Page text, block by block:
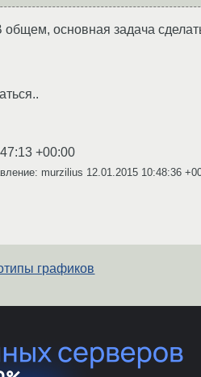
основная задача
+00:00
murzilius 12.01.2015 10:48:36
графиков